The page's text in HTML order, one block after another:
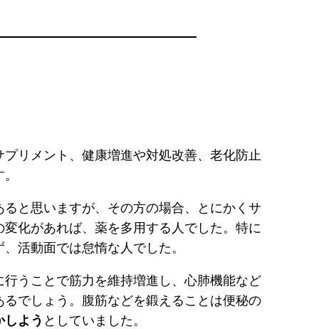
リメント、健康増進や対処改善、老化防止
と思いますが、その方の場合、とにかくサ
化があれば、薬を多用する人でした。特に
活動面では怠惰な人でした。
うことで筋力を維持増進し、心肺機能など
でしょう。腹筋などを鍛えることは便秘の
よう としていました。